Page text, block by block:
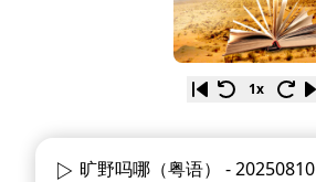
1x
旷野吗哪（粤语） -20250810